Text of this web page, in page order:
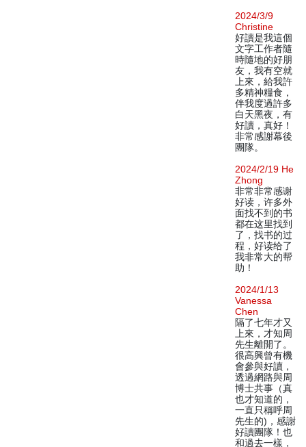
2024/3/9
Christine
好讀是我這個
文字工作者隨
時隨地的好朋
友，我有空就
上來，給我許
多精神糧食，
伴我度過許多
白天黑夜，有
好讀，真好！
非常感謝幕後
團隊。
2024/2/19 He
Zhong
非常非常感谢
好读，许多外
面找不到的书
都在这里找到
了，找书的过
程，好读给了
我非常大的帮
助！
2024/1/13
Vanessa
Chen
隔了七年才又
上來，才知周
先生離開了。
很高興曾有機
會參與好讀，
透過網路與周
博士共事（真
也才知道的，
一直只稱呼周
先生的)，感謝
好讀團隊！也
和過去一樣，